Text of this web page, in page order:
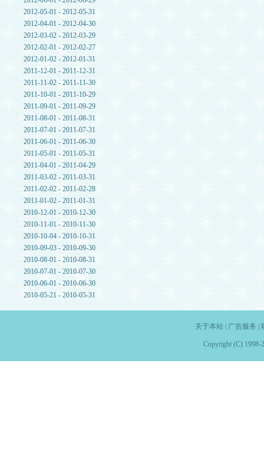
2012-05-01 - 2012-05-31
2012-04-01 - 2012-04-30
2012-03-02 - 2012-03-29
2012-02-01 - 2012-02-27
2012-01-02 - 2012-01-31
2011-12-01 - 2011-12-31
2011-11-02 - 2011-11-30
2011-10-01 - 2011-10-29
2011-09-01 - 2011-09-29
2011-08-01 - 2011-08-31
2011-07-01 - 2011-07-31
2011-06-01 - 2011-06-30
2011-05-01 - 2011-05-31
2011-04-01 - 2011-04-29
2011-03-02 - 2011-03-31
2011-02-02 - 2011-02-28
2011-01-02 - 2011-01-31
2010-12-01 - 2010-12-30
2010-11-01 - 2010-11-30
2010-10-04 - 2010-10-31
2010-09-03 - 2010-09-30
2010-08-01 - 2010-08-31
2010-07-01 - 2010-07-30
2010-06-01 - 2010-06-30
2010-05-21 - 2010-05-31
关于本站| 广告服务
Copyright (C) 1998-